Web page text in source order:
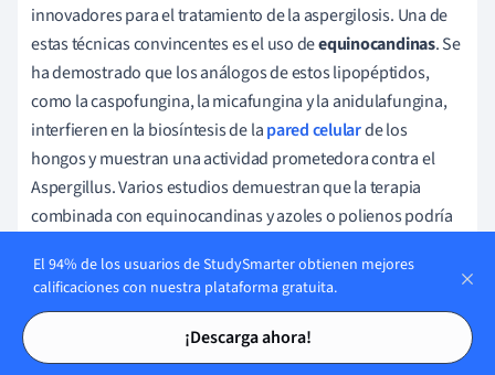
Tarjetas de estudio
Tarjetas de estudio
innovadores para el tratamiento de la aspergilosis. Una de
estas técnicas convincentes es el uso deequinocandinas. Se
ha demostrado que los análogos de estos lipopéptidos,
como la caspofungina, la micafungina y la anidulafungina,
interfieren en la biosíntesis de lapared celularde los
hongos y muestran una actividad prometedora contra el
Aspergillus. Varios estudios demuestran que la terapia
combinada con equinocandinas y azoles o polienos podría
sobre todo para la aspergilosis difícil de tratar. Aparte de las
intervenciones farmacológicas, también han empezado a
surgir terapias con dispositivos médicos. El uso de
anfotericina B liposomal nebulizada(L-AMB) en pacientes
El 94% de los usuarios de StudySmarter obtienen mejores
calificaciones con nuestra plataforma gratuita.
¡Descarga ahora!